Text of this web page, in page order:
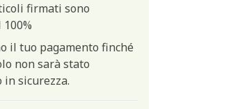
firmati sono
il tuo pagamento finché
non sarà stato
in sicurezza.